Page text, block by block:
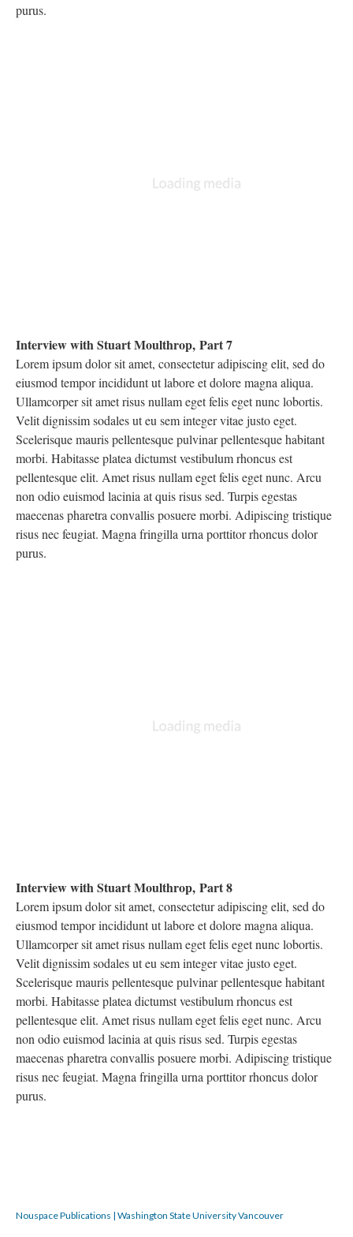
purus.
Interview with Stuart Moulthrop, Part 7
Lorem ipsum dolor sit amet, consectetur adipiscing elit, sed do
eiusmod tempor incididunt ut labore et dolore magna aliqua.
Ullamcorper sit amet risus nullam eget felis eget nunc lobortis.
Velit dignissim sodales ut eu sem integer vitae justo eget.
Scelerisque mauris pellentesque pulvinar pellentesque habitant
morbi. Habitasse platea dictumst vestibulum rhoncus est
pellentesque elit. Amet risus nullam eget felis eget nunc. Arcu
non odio euismod lacinia at quis risus sed. Turpis egestas
maecenas pharetra convallis posuere morbi. Adipiscing tristique
risus nec feugiat. Magna fringilla urna porttitor rhoncus dolor
purus.
Interview with Stuart Moulthrop, Part 8
Lorem ipsum dolor sit amet, consectetur adipiscing elit, sed do
eiusmod tempor incididunt ut labore et dolore magna aliqua.
Ullamcorper sit amet risus nullam eget felis eget nunc lobortis.
Velit dignissim sodales ut eu sem integer vitae justo eget.
Scelerisque mauris pellentesque pulvinar pellentesque habitant
morbi. Habitasse platea dictumst vestibulum rhoncus est
pellentesque elit. Amet risus nullam eget felis eget nunc. Arcu
non odio euismod lacinia at quis risus sed. Turpis egestas
maecenas pharetra convallis posuere morbi. Adipiscing tristique
risus nec feugiat. Magna fringilla urna porttitor rhoncus dolor
purus.
Nouspace Publications | Washington State University Vancouver